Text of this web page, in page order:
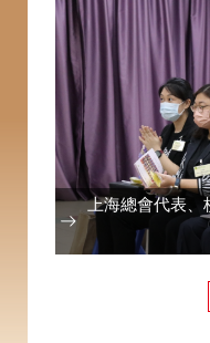
上海總會代表、